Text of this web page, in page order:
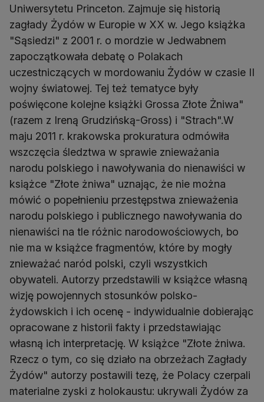
Uniwersytetu Princeton. Zajmuje się historią
zagłady Żydów w Europie w XX w. Jego książka
"Sąsiedzi" z 2001 r. o mordzie w Jedwabnem
zapoczątkowała debatę o Polakach
uczestniczących w mordowaniu Żydów w czasie II
wojny światowej. Tej też tematyce były
poświęcone kolejne książki Grossa Złote Żniwa"
(razem z Ireną Grudzińską-Gross) i "Strach".W
maju 2011 r. krakowska prokuratura odmówiła
wszczęcia śledztwa w sprawie znieważania
narodu polskiego i nawoływania do nienawiści w
książce "Złote żniwa" uznając, że nie można
mówić o popełnieniu przestępstwa znieważenia
narodu polskiego i publicznego nawoływania do
nienawiści na tle różnic narodowościowych, bo
nie ma w książce fragmentów, które by mogły
znieważać naród polski, czyli wszystkich
obywateli. Autorzy przedstawili w książce własną
wizję powojennych stosunków polsko-
żydowskich i ich ocenę - indywidualnie dobierając
opracowane z historii fakty i przedstawiając
własną ich interpretację. W książce "Złote żniwa.
Rzecz o tym, co się działo na obrzeżach Zagłady
Żydów" autorzy postawili tezę, że Polacy czerpali
materialne zyski z holokaustu: ukrywali Żydów za